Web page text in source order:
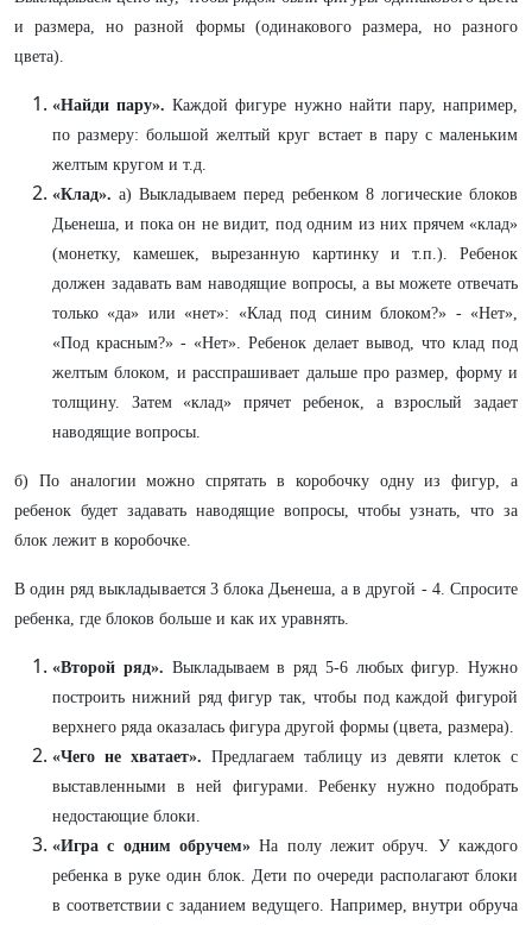
и размера, но разной формы (одинакового размера, но разного
цвета).
«Найди пару». Каждой фигуре нужно найти пару, например,
по размеру: большой желтый круг встает в пару с маленьким
желтым кругом и т.д.
«Клад». а) Выкладываем перед ребенком 8 логические блоков
Дьенеша, и пока он не видит, под одним из них прячем «клад»
(монетку, камешек, вырезанную картинку и т.п.). Ребенок
должен задавать вам наводящие вопросы, а вы можете отвечать
только «да» или «нет»: «Клад под синим блоком?» - «Нет»,
«Под красным?» - «Нет». Ребенок делает вывод, что клад под
желтым блоком, и расспрашивает дальше про размер, форму и
толщину. Затем «клад» прячет ребенок, а взрослый задает
наводящие вопросы.
б) По аналогии можно спрятать в коробочку одну из фигур, а
ребенок будет задавать наводящие вопросы, чтобы узнать, что за
блок лежит в коробочке.
В один ряд выкладывается 3 блока Дьенеша, а в другой - 4. Спросите
ребенка, где блоков больше и как их уравнять.
«Второй ряд». Выкладываем в ряд 5-6 любых фигур. Нужно
построить нижний ряд фигур так, чтобы под каждой фигурой
верхнего ряда оказалась фигура другой формы (цвета, размера).
«Чего не хватает». Предлагаем таблицу из девяти клеток с
выставленными в ней фигурами. Ребенку нужно подобрать
недостающие блоки.
«Игра с одним обручем» На полу лежит обруч. У каждого
ребенка в руке один блок. Дети по очереди располагают блоки
в соответствии с заданием ведущего. Например, внутри обруча